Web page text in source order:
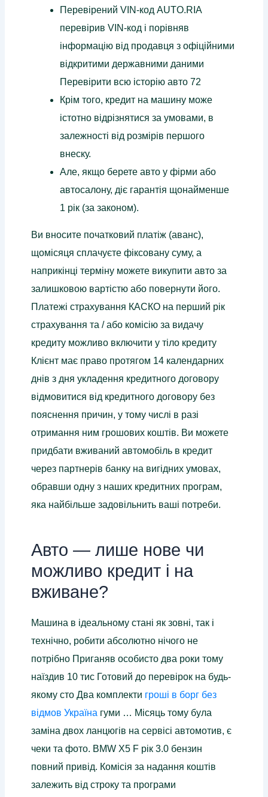
Перевірений VIN-код AUTO.RIA
перевірив VIN-код і порівняв
інформацію від продавця з офіційними
відкритими державними даними
Перевірити всю історію авто 72
Крім того, кредит на машину може
істотно відрізнятися за умовами, в
залежності від розмірів першого
внеску.
Але, якщо берете авто у фірми або
автосалону, діє гарантія щонайменше
1 рік (за законом).
Ви вносите початковий платіж (аванс),
щомісяця сплачуєте фіксовану суму, а
наприкінці терміну можете викупити авто за
залишковою вартістю або повернути його.
Платежі страхування КАСКО на перший рік
страхування та / або комісію за видачу
кредиту можливо включити у тіло кредиту
Клієнт має право протягом 14 календарних
днів з дня укладення кредитного договору
відмовитися від кредитного договору без
пояснення причин, у тому числі в разі
отримання ним грошових коштів. Ви можете
придбати вживаний автомобіль в кредит
через партнерів банку на вигідних умовах,
обравши одну з наших кредитних програм,
яка найбільше задовільнить ваші потреби.
Авто — лише нове чи
можливо кредит і на
вживане?
Машина в ідеальному стані як зовні, так і
технічно, робити абсолютно нічого не
потрібно Приганяв особисто два роки тому
наїздив 10 тис Готовий до перевірок на будь-
якому сто Два комплекти гроші в борг без
відмов Україна гуми … Місяць тому була
заміна двох ланцюгів на сервісі автомотив, є
чеки та фото. BMW X5 F рік 3.0 бензин
повний привід. Комісія за надання коштів
залежить від строку та програми